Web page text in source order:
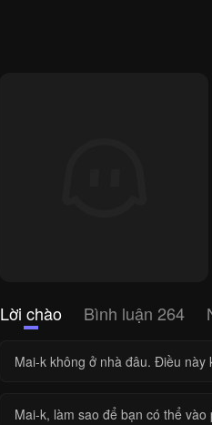
Lời chào Bình luận 264
Mai-k không ở nhà đâu. Điều này
Mai-k, làm sao để bạn có thể vào